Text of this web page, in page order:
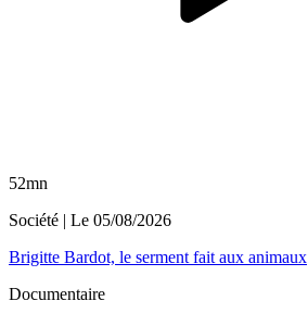
52mn
Société | Le 05/08/2026
Brigitte Bardot, le serment fait aux animaux
Documentaire